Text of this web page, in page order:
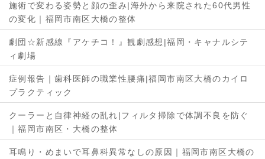
施術で変わる姿勢と顔の歪み|海外から来院された60代男性
の変化｜福岡市南区大橋の整体
劇団☆新感線『アケチコ！』観劇感想|福岡・キャナルシテ
ィ劇場
症例報告｜歯科医師の職業性腰痛|福岡市南区大橋のカイロ
プラクティック
クーラーと自律神経の乱れ|フィルタ掃除で体調不良を防ぐ
｜福岡市南区・大橋の整体
耳鳴り・めまいで耳鼻科異常なしの原因｜福岡市南区大橋の